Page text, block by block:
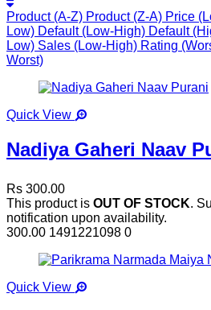
Product (A-Z) Product (Z-A) Price
Low) Default (Low-High) Default
Low) Sales (Low-High) Rating
Worst)
Quick View
Nadiya Gaheri Naav
Rs 300.00
This product is OUT OF STOCK.
notification upon availability.
300.00 1491221098 0
Quick View